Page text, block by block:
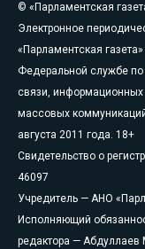
© «Парламентская
Электронное
«Парламентская
Федеральной службе
связи, информационных
массовых
августа 2011 года. 18+
Свидетельство о
46097
Учредитель — АНО
Исполняющий
редактора — Абдуллаев